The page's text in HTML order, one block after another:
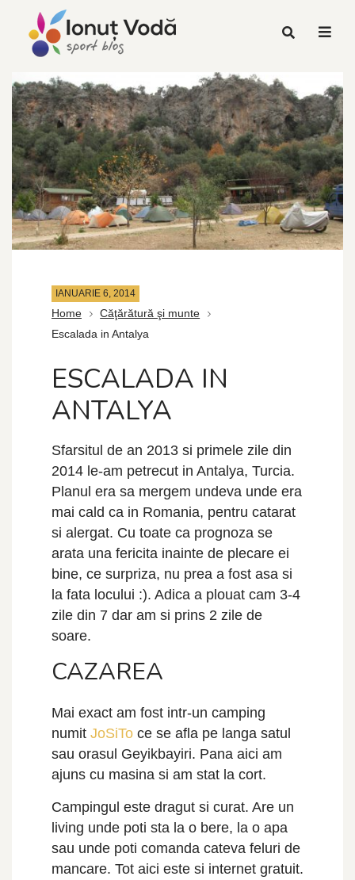
IANUARIE 6, 2014
Home
Căţărătură şi munte
Escalada in Antalya
ESCALADA IN
ANTALYA
Sfarsitul de an 2013 si primele zile din
2014 le-am petrecut in Antalya, Turcia.
Planul era sa mergem undeva unde era
mai cald ca in Romania, pentru catarat
si alergat. Cu toate ca prognoza se
arata una fericita inainte de plecare ei
bine, ce surpriza, nu prea a fost asa si
la fata locului :). Adica a plouat cam 3-4
zile din 7 dar am si prins 2 zile de
soare.
CAZAREA
Mai exact am fost intr-un camping
numit JoSiTo ce se afla pe langa satul
sau orasul Geyikbayiri. Pana aici am
ajuns cu masina si am stat la cort.
Campingul este dragut si curat. Are un
living unde poti sta la o bere, la o apa
sau unde poti comanda cateva feluri de
mancare. Tot aici este si internet gratuit.